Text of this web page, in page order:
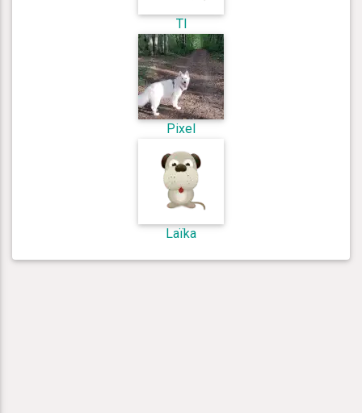
Tl
Pixel
Laïka